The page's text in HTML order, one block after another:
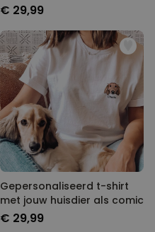
€ 29,99
Gepersonaliseerd t-shirt
met jouw huisdier als comic
€ 29,99